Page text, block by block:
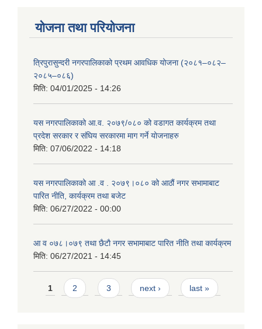
योजना तथा परियोजना
त्रिपुरासुन्दरी नगरपालिकाको प्रथम आवधिक योजना (२०८१–०८२–
२०८५–०८६)
मिति: 04/01/2025 - 14:26
यस नगरपालिकाको आ.व. २०७९/०८० को वडागत कार्यक्रम तथा
प्रदेश सरकार र संघिय सरकारमा माग गर्ने याेजनाहरु
मिति: 07/06/2022 - 14:18
यस नगरपालिकाको आ‍ .व . २०७९।०८० को आठौं नगर सभामाबाट
पारित नीति, कार्यक्रम तथा बजेट
मिति: 06/27/2022 - 00:00
आ‍ व ०७८।०७९ तथा छैटाै नगर सभामाबाट पारित नीति तथा कार्यक्रम
मिति: 06/27/2021 - 14:45
Pages
1 2 3 next › last »